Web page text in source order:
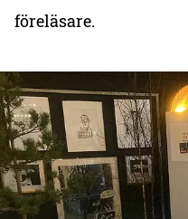
föreläsare.